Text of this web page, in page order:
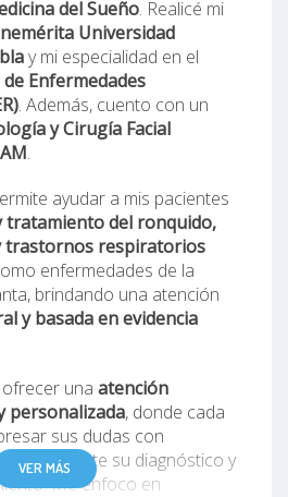
del Sueño. Realicé mi
Universidad
y mi especialidad en el
Enfermedades
. Además, cuento con un
y Cirugía Facial
.
ayudar a mis pacientes
tratamiento del ronquido,
trastornos respiratorios
enfermedades de la
brindando una atención
y basada en evidencia
una atención
personalizada, donde cada
sus dudas con
claramente su diagnóstico y
Me enfoco en
VER MÁS